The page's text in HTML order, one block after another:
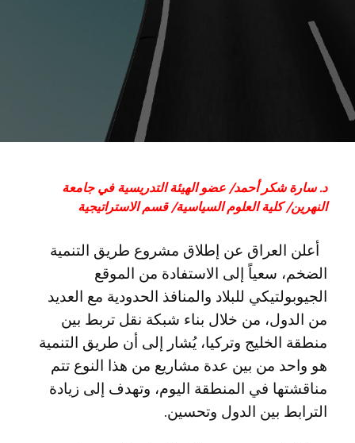
د. سارة شكر أحمد/ عضو الهيئة التدريسية في جامعة
النهرين/ كلية العلوم السياسية/ قسم الاستراتيجية
أعلن العراق عن إطلاق مشروع طريق التنمية
الضخم، سعياً إلى الاستفادة من الموقع
الجيوبولتيكي للبلاد والمنافذ الحدودية مع العديد
من الدول، من خلال بناء شبكة نقل تربط بين
منطقة الخليج وتركيا، يُشار إلى أن طريق التنمية
هو واحد من بين عدة مشاريع من هذا النوع تتم
مناقشتها في المنطقة اليوم، وتهدف إلى زيادة
الترابط بين الدول وتحسين.